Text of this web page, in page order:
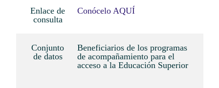
Enlace de
consulta
Conócelo AQUÍ
Conjunto
de datos
Beneficiarios de los programas
de acompañamiento para el
acceso a la Educación Superior